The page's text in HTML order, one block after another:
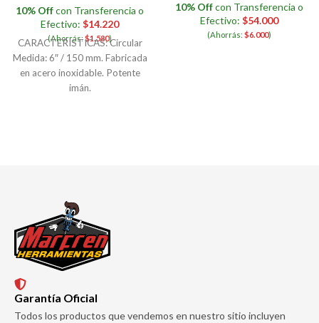
10% Offcon Transferencia o
Efectivo: $14.220
(Ahorrás:$1.580)
CARACTERISTICAS: Circular
Medida: 6″ / 150 mm. Fabricada
en acero inoxidable. Potente
imán.
10% Offcon Transferencia o
Efectivo: $54.000
(Ahorrás: $6.000)
Garantía Oficial
Todos los productos que vendemos en nuestro sitio incluyen